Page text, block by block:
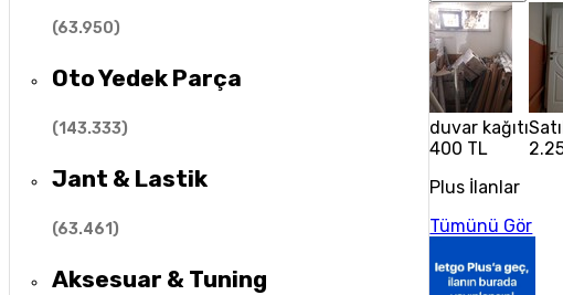
(63.950)
Oto Yedek Parça
(143.333)
Jant & Lastik
(63.461)
Aksesuar & Tuning
duvar kağıtı
400 TL
Plus İlanlar
Tümünü Gör